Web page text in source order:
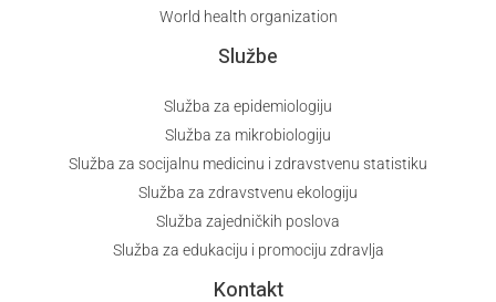
World health organization
Službe
Služba za epidemiologiju
Služba za mikrobiologiju
Služba za socijalnu medicinu i zdravstvenu statistiku
Služba za zdravstvenu ekologiju
Služba zajedničkih poslova
Služba za edukaciju i promociju zdravlja
Kontakt